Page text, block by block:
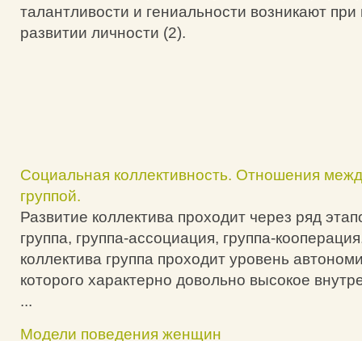
талантливости и гениальности возникают
развитии личности (2).
Социальная коллективность. Отношения
группой.
Развитие коллектива проходит через ряд
группа, группа-ассоциация, группа-
коллектива группа проходит уровень
которого характерно довольно высокое
...
Модели поведения женщин